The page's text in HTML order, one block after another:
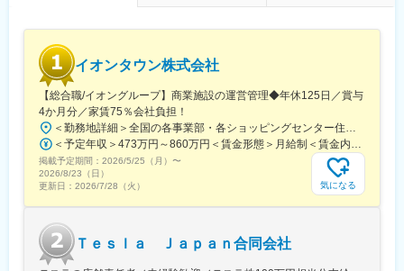
Web広告やHPから融資のご相談をいただいたお客様の状況を丁寧
【既存先フォロー】
提携金融機関・不動産業者へのフォローを通じて信頼関係を構築
し、継続的なご紹介につなげていきます。
■組織構成
各店舗：５～８名ほど（20代～40代）
若手、中堅、管理職をバランスよく配置しており、日常的に相談
しやすい環境です。
査業務、顧客対応を含めた一連の業務の流れを習得していただき
ます。
同社は新卒採用を中心に行ってきたため教育体制が整っておりま
イオンタウン株式会社
【総合職/イオングループ】商業施設の運営管理◆年休125日／賞与
4か月分／家賃75％会社負担！
掲載予定期間： 2026/5/25（月） 〜
2026/8/23（日）
更新日： 2026/7/28（火） 気になる
Ｔｅｓｌａ Ｊａｐａｎ合同会社